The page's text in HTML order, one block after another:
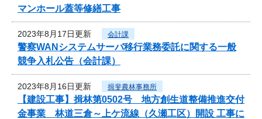
マンホール蓋等修繕工事
2023年8月17日更新 会計課
警察WANシステムサーバ移行業務委託に関する一般
競争入札公告（会計課）
2023年8月16日更新 揖斐農林事務所
【建設工事】揖林第0502号 地方創生道整備推進交付
金事業 林道三倉～上ケ流線（久瀬工区）開設 工事に